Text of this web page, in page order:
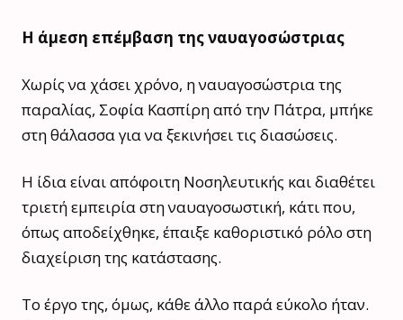
Η άμεση επέμβαση της ναυαγοσώστριας
Χωρίς να χάσει χρόνο, η ναυαγοσώστρια της
παραλίας, Σοφία Κασπίρη από την Πάτρα, μπήκε
στη θάλασσα για να ξεκινήσει τις διασώσεις.
Η ίδια είναι απόφοιτη Νοσηλευτικής και διαθέτει
τριετή εμπειρία στη ναυαγοσωστική, κάτι που,
όπως αποδείχθηκε, έπαιξε καθοριστικό ρόλο στη
διαχείριση της κατάστασης.
Το έργο της, όμως, κάθε άλλο παρά εύκολο ήταν.